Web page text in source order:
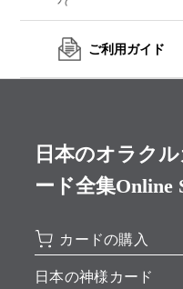
ご利用ガイド
日本のオラク
ード全集Online
カードの購入
日本の神様カード